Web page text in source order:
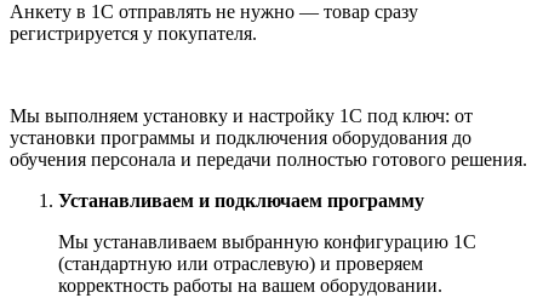
Анкету в 1С отправлять не нужно — товар сразу
регистрируется у покупателя.
Мы выполняем установку и настройку 1С под ключ: от
установки программы и подключения оборудования до
обучения персонала и передачи полностью готового решения.
Устанавливаем и подключаем программу
Мы устанавливаем выбранную конфигурацию 1С
(стандартную или отраслевую) и проверяем
корректность работы на вашем оборудовании.